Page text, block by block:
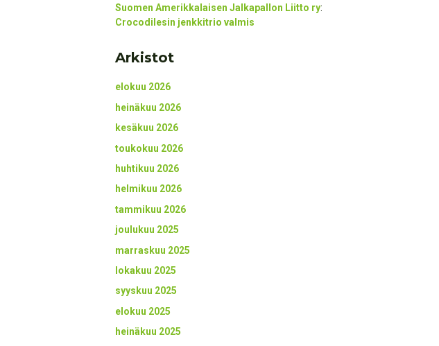
Suomen Amerikkalaisen Jalkapallon Liitto ry:
Crocodilesin jenkkitrio valmis
Arkistot
elokuu 2026
heinäkuu 2026
kesäkuu 2026
toukokuu 2026
huhtikuu 2026
helmikuu 2026
tammikuu 2026
joulukuu 2025
marraskuu 2025
lokakuu 2025
syyskuu 2025
elokuu 2025
heinäkuu 2025